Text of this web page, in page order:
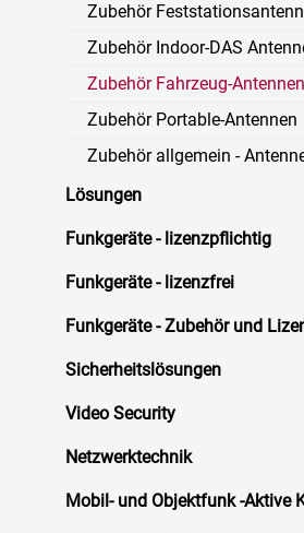
Zubehör
Zubehör Indoor-DAS
Zubehör Fahrzeug-Antennen
Zubehör Portable-Antennen
Zubehör allgemein -
Lösungen
Funkgeräte - lizenzpflichtig
Funkgeräte - lizenzfrei
Funkgeräte - Zubehör und
Sicherheitslösungen
Video Security
Netzwerktechnik
Mobil- und Objektfunk -Aktive